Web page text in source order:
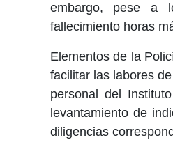
embargo, pese a
fallecimiento horas
Elementos de la
facilitar las labores
personal del
levantamiento de
diligencias